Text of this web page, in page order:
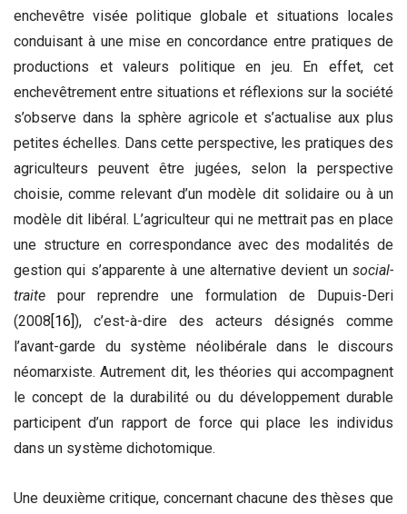
enchevêtre visée politique globale et situations locales
conduisant à une mise en concordance entre pratiques de
productions et valeurs politique en jeu. En effet, cet
enchevêtrement entre situations et réflexions sur la société
s’observe dans la sphère agricole et s’actualise aux plus
petites échelles. Dans cette perspective, les pratiques des
agriculteurs peuvent être jugées, selon la perspective
choisie, comme relevant d’un modèle dit solidaire ou à un
modèle dit libéral. L’agriculteur qui ne mettrait pas en place
une structure en correspondance avec des modalités de
gestion qui s’apparente à une alternative devient un social-
traite pour reprendre une formulation de Dupuis-Deri
(2008[16]), c’est-à-dire des acteurs désignés comme
l’avant-garde du système néolibérale dans le discours
néomarxiste. Autrement dit, les théories qui accompagnent
le concept de la durabilité ou du développement durable
participent d’un rapport de force qui place les individus
dans un système dichotomique.
Une deuxième critique, concernant chacune des thèses que